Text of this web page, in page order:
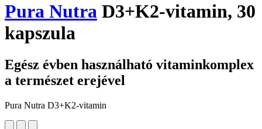
Pura Nutra D3+K2-vitamin, 30
kapszula
Egész évben használható vitaminkomplex
a természet erejével
Pura Nutra D3+K2-vitamin